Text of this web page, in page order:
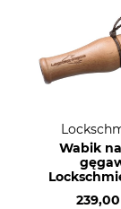
Wabik
239,00